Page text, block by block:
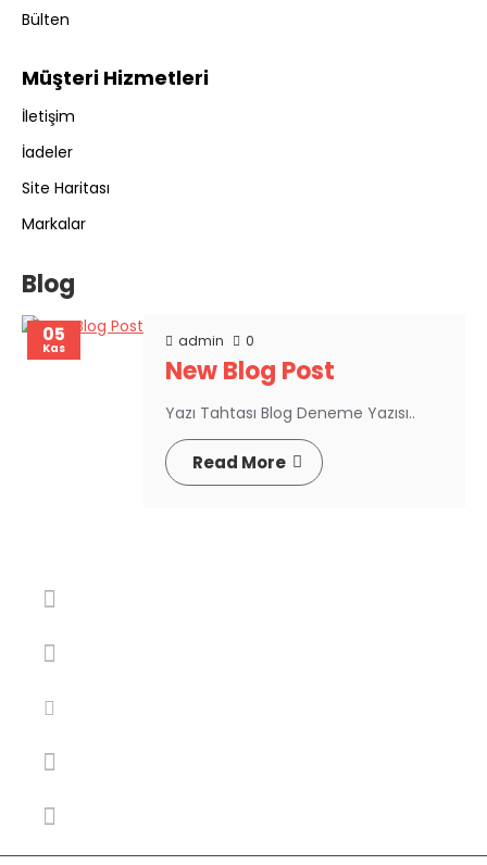
Bülten
Müşteri Hizmetleri
İletişim
İadeler
Site Haritası
Markalar
Blog
05
Kas admin 0
New Blog Post
Yazı Tahtası Blog Deneme Yazısı..
Read More